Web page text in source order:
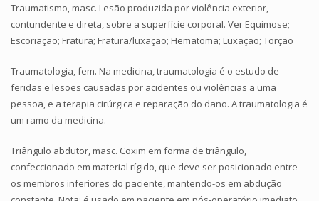
Traumatismo, masc. Lesão produzida por violência exterior,
contundente e direta, sobre a superfície corporal. Ver Equimose;
Escoriação; Fratura; Fratura/luxação; Hematoma; Luxação; Torção
Traumatologia, fem. Na medicina, traumatologia é o estudo de
feridas e lesões causadas por acidentes ou violências a uma
pessoa, e a terapia cirúrgica e reparação do dano. A traumatologia é
um ramo da medicina.
Triângulo abdutor, masc. Coxim em forma de triângulo,
confeccionado em material rígido, que deve ser posicionado entre
os membros inferiores do paciente, mantendo-os em abdução